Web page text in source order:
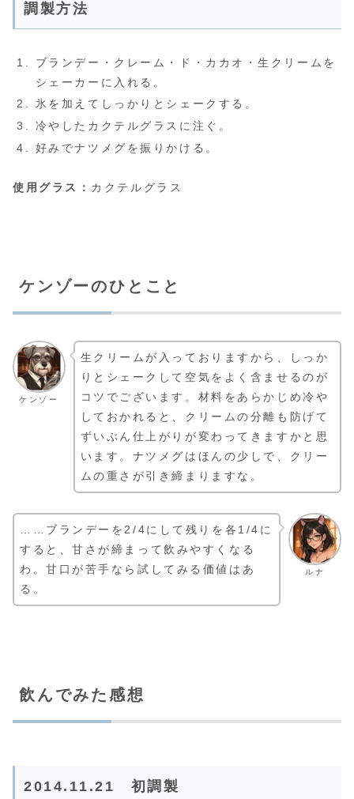
調製方法
ブランデー・クレーム・ド・カカオ・生クリームを
シェーカーに入れる。
氷を加えてしっかりとシェークする。
冷やしたカクテルグラスに注ぐ。
好みでナツメグを振りかける。
使用グラス： カクテルグラス
ケンゾーのひとこと
ケンゾー
生クリームが入っておりますから、しっか
りとシェークして空気をよく含ませるのが
コツでございます。材料をあらかじめ冷や
しておかれると、クリームの分離も防げて
ずいぶん仕上がりが変わってきますかと思
います。ナツメグはほんの少しで、クリー
ムの重さが引き締まりますな。
ルナ
……ブランデーを2/4にして残りを各1/4に
すると、甘さが締まって飲みやすくなる
わ。甘口が苦手なら試してみる価値はあ
る。
飲んでみた感想
2014.11.21 初調製